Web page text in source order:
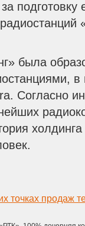
подготовку
была
в
Согласно